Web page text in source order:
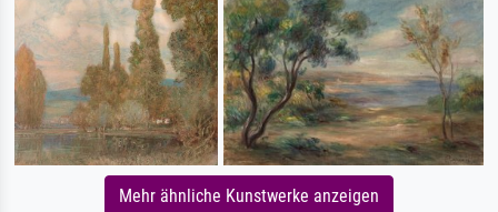
Mehr ähnliche Kunstwerke anzeigen